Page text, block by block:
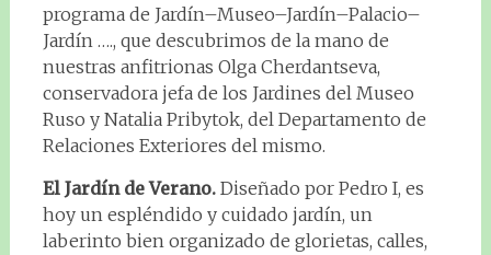
programa de Jardín–Museo–Jardín–Palacio–
Jardín …., que descubrimos de la mano de
nuestras anfitrionas Olga Cherdantseva,
conservadora jefa de los Jardines del Museo
Ruso y Natalia Pribytok, del Departamento de
Relaciones Exteriores del mismo.
El Jardín de Verano. Diseñado por Pedro I, es
hoy un espléndido y cuidado jardín, un
laberinto bien organizado de glorietas, calles,